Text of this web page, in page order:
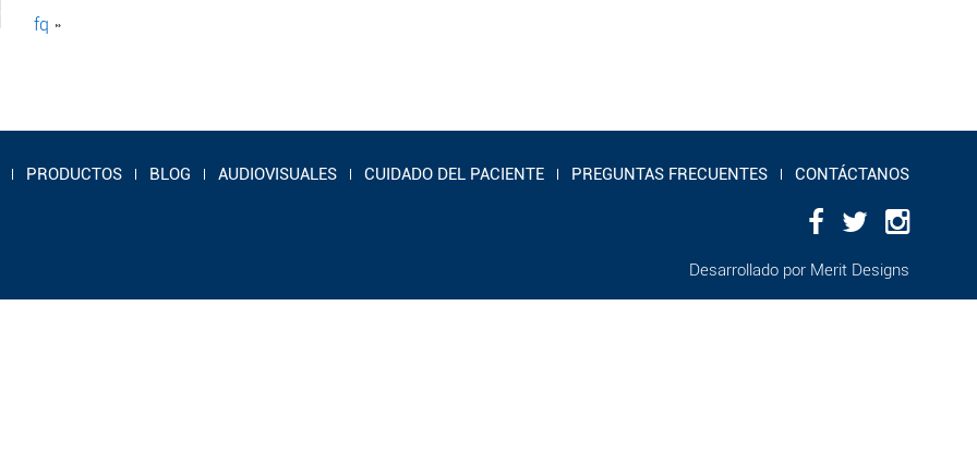
fq »
PRODUCTOS BLOG AUDIOVISUALES CUIDADO DEL PACIENTE PREGUNTAS FRECUENTES CONTÁCTANOS
Desarrollado por Merit Designs